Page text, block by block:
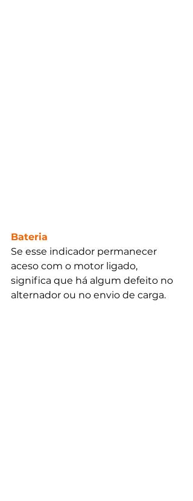
Bateria
Se esse indicador permanecer
aceso com o motor ligado,
significa que há algum defeito no
alternador ou no envio de carga.